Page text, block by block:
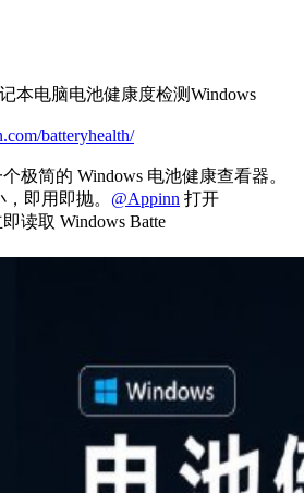
本电脑电池健康度检测Windows
batteryhealth/
极简的 Windows 电池健康查看器。
即用即抛。 @Appinn 打开
读取 Windows Batte